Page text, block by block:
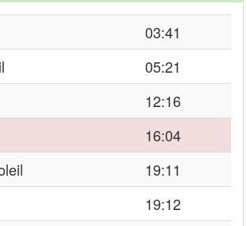
03:41
05:21
12:16
16:04
19:11
19:12